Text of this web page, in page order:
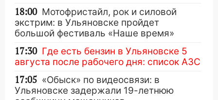
18:00 Мотофристайл, рок и силовой
экстрим: в Ульяновске пройдет
большой фестиваль «Наше время»
17:30 Где есть бензин в Ульяновске 5
августа после рабочего дня: список АЗС
17:05 «Обыск» по видеосвязи: в
Ульяновске задержали 19-летнюю